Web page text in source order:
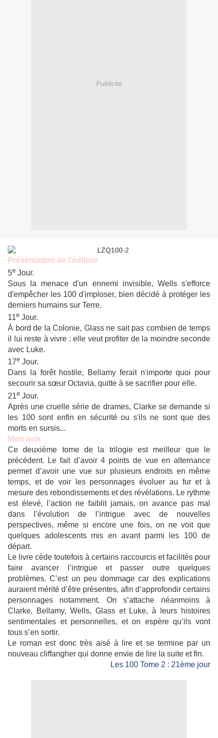
Publicité
Présentation de l’éditeur
5e Jour.
Sous la menace d'un ennemi invisible, Wells s'efforce
d'empêcher les 100 d'imploser, bien décidé à protéger les
derniers humains sur Terre.
11e Jour.
À bord de la Colonie, Glass ne sait pas combien de temps
il lui reste à vivre : elle veut profiter de la moindre seconde
avec Luke.
17e Jour.
Dans la forêt hostile, Bellamy ferait n'importe quoi pour
secourir sa sœur Octavia, quitte à se sacrifier pour elle.
21e Jour.
Après une cruelle série de drames, Clarke se demande si
les 100 sont enfin en sécurité ou s'ils ne sont que des
morts en sursis...
Mon avis
Ce deuxième tome de la trilogie est meilleur que le
précédent. Le fait d’avoir 4 points de vue en alternance
permet d’avoir une vue sur plusieurs endroits en même
temps, et de voir les personnages évoluer au fur et à
mesure des rebondissements et des révélations. Le rythme
est élevé, l’action ne faiblit jamais, on avance pas mal
dans l’évolution de l’intrigue avec de nouvelles
perspectives, même si encore une fois, on ne voit que
quelques adolescents mis en avant parmi les 100 de
départ.
Le livre cède toutefois à certains raccourcis et facilités pour
faire avancer l’intrigue et passer outre quelques
problèmes. C’est un peu dommage car des explications
auraient mérité d’être présentes, afin d’approfondir certains
personnages notamment. On s’attache néanmoins à
Clarke, Bellamy, Wells, Glass et Luke, à leurs histoires
sentimentales et personnelles, et on espère qu’ils vont
tous s’en sortir.
Le roman est donc très aisé à lire et se termine par un
nouveau cliffangher qui donne envie de lire la suite et fin.
Les 100 Tome 2 : 21ème jour